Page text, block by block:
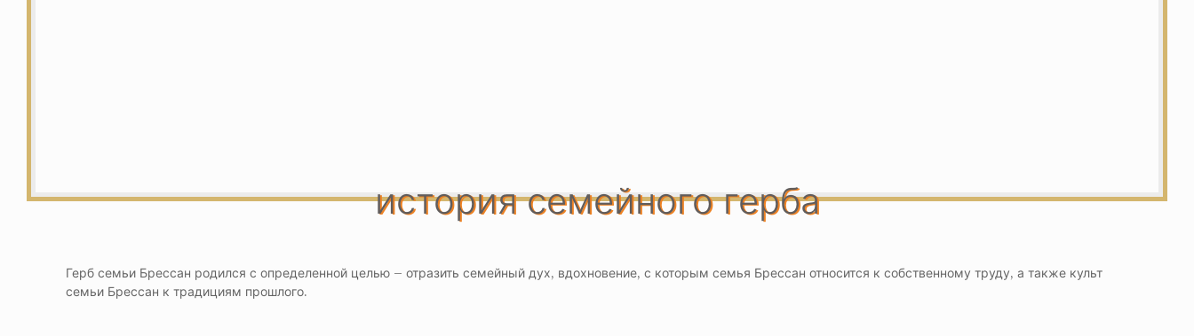
история семейного герба
Герб семьи Брессан родился с определенной целью – отразить семейный дух, вдохновение, с которым семья Брессан относится к собственному труду, а также культ
семьи Брессан к традициям прошлого.